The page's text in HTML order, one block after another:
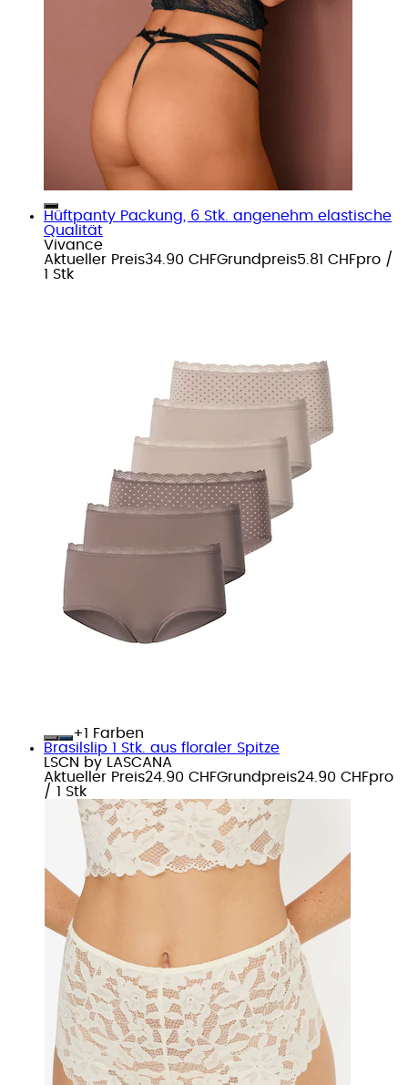
Hüftpanty Packung, 6 Stk. angenehm elastische
Qualität
Vivance
Aktueller Preis34.90 CHFGrundpreis5.81 CHFpro /
1 Stk
+
Farben
Brasilslip 1 Stk. aus floraler Spitze
LSCN by LASCANA
Aktueller Preis24.90 CHFGrundpreis24.90 CHFpro
/ 1 Stk